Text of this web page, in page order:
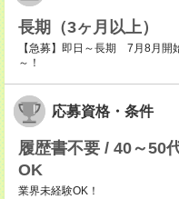
長期（3ヶ月以上）
【急募】即日～長期 7月8月
～！
応募資格・条件
履歴書不要 / 40～50
OK
業界未経験OK！